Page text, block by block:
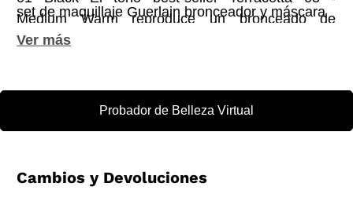
Medium Warm reproduce un bronceado de
acabado natural, y la máscara Noir G negro
redefinen al instante.
set de maquillaje Guerlain bronceador y máscara
Probador de Belleza Virtual
Cambios y Devoluciones